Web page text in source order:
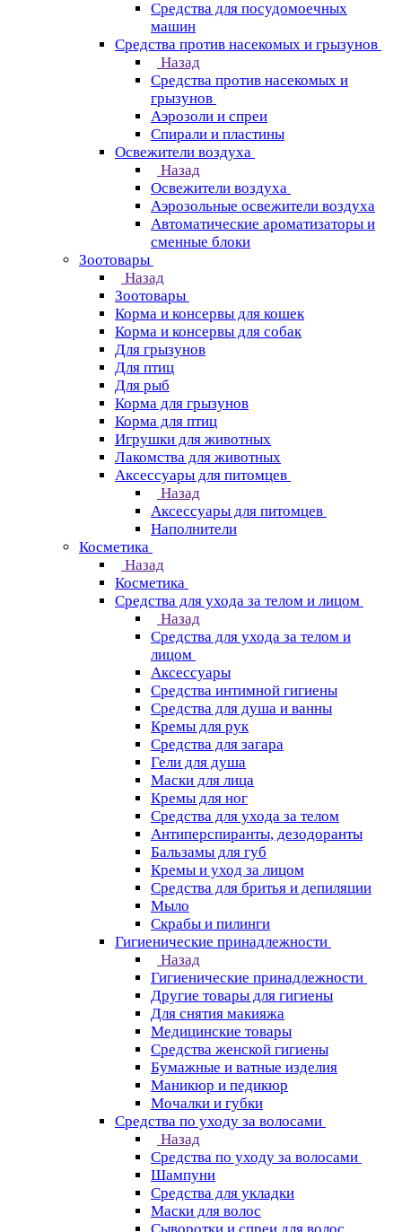
Средства для посудомоечных
машин
Средства против насекомых и грызунов
Назад
Средства против насекомых и
грызунов
Аэрозоли и спреи
Спирали и пластины
Освежители воздуха
Назад
Освежители воздуха
Аэрозольные освежители воздуха
Автоматические ароматизаторы и
сменные блоки
Зоотовары
Назад
Зоотовары
Корма и консервы для кошек
Корма и консервы для собак
Для грызунов
Для птиц
Для рыб
Корма для грызунов
Корма для птиц
Игрушки для животных
Лакомства для животных
Аксессуары для питомцев
Назад
Аксессуары для питомцев
Наполнители
Косметика
Назад
Косметика
Средства для ухода за телом и лицом
Назад
Средства для ухода за телом и
лицом
Аксессуары
Средства интимной гигиены
Средства для душа и ванны
Кремы для рук
Средства для загара
Гели для душа
Маски для лица
Кремы для ног
Средства для ухода за телом
Антиперспиранты, дезодоранты
Бальзамы для губ
Кремы и уход за лицом
Средства для бритья и депиляции
Мыло
Скрабы и пилинги
Гигиенические принадлежности
Назад
Гигиенические принадлежности
Другие товары для гигиены
Для снятия макияжа
Медицинские товары
Средства женской гигиены
Бумажные и ватные изделия
Маникюр и педикюр
Мочалки и губки
Средства по уходу за волосами
Назад
Средства по уходу за волосами
Шампуни
Средства для укладки
Маски для волос